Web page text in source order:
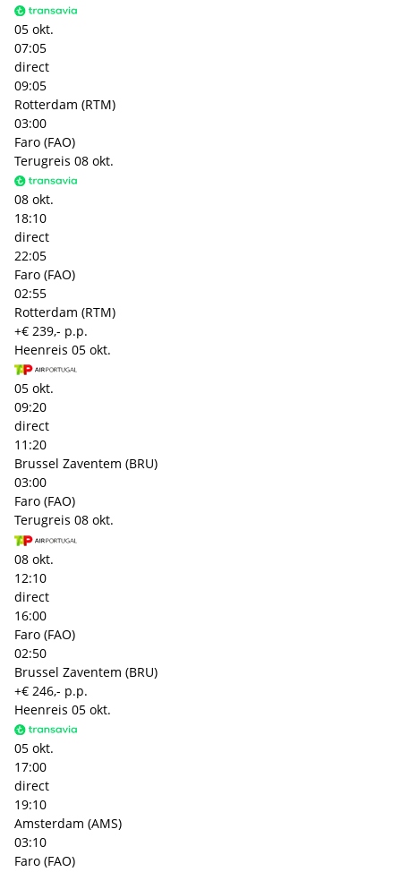
05 okt.
07:05
direct
09:05
Rotterdam (RTM)
03:00
Faro (FAO)
Terugreis 08 okt.
08 okt.
18:10
direct
22:05
Faro (FAO)
02:55
Rotterdam (RTM)
+€ 239,- p.p.
Heenreis 05 okt.
05 okt.
09:20
direct
11:20
Brussel Zaventem (BRU)
03:00
Faro (FAO)
Terugreis 08 okt.
08 okt.
12:10
direct
16:00
Faro (FAO)
02:50
Brussel Zaventem (BRU)
+€ 246,- p.p.
Heenreis 05 okt.
05 okt.
17:00
direct
19:10
Amsterdam (AMS)
03:10
Faro (FAO)